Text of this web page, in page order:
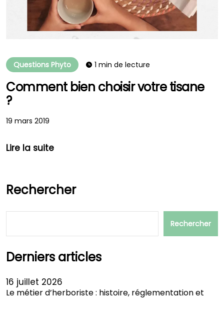
Questions Phyto 1 min de lecture
Comment bien choisir votre tisane
?
19 mars 2019
Lire la suite
Rechercher
Rechercher
Derniers articles
16 juillet 2026
Le métier d’herboriste : histoire, réglementation et